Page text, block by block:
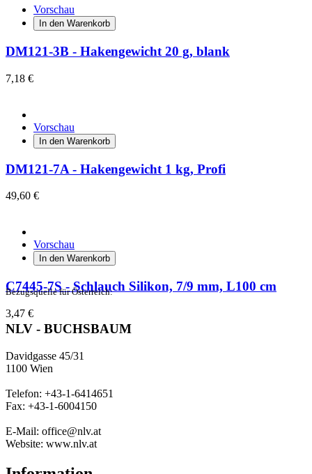
Vorschau
In den Warenkorb
DM121-3B - Hakengewicht 20 g, blank
7,18 €
Vorschau
In den Warenkorb
DM121-7A - Hakengewicht 1 kg, Profi
49,60 €
Vorschau
In den Warenkorb
C7445-7S - Schlauch Silikon, 7/9 mm, L100 cm
3,47 €
Bezugsquelle für Österreich:
NLV - BUCHSBAUM
Davidgasse 45/31
1100 Wien
Telefon: +43-1-6414651
Fax: +43-1-6004150
E-Mail: office@nlv.at
Website: www.nlv.at